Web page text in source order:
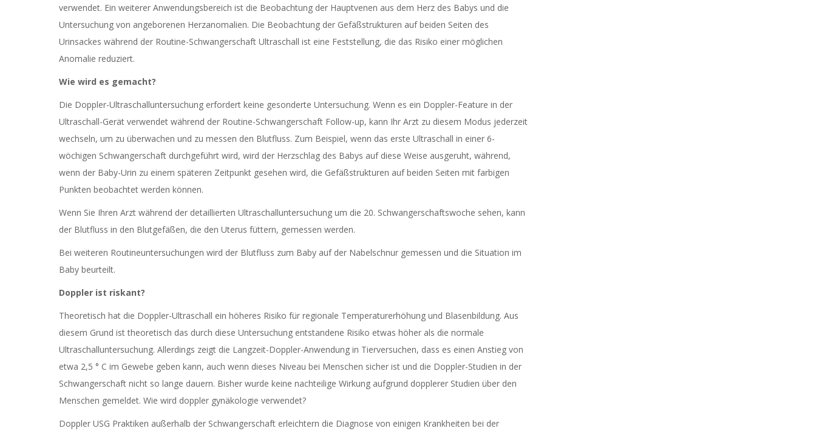
verwendet. Ein weiterer Anwendungsbereich ist die Beobachtung der Hauptvenen aus dem Herz des Babys und die
Untersuchung von angeborenen Herzanomalien. Die Beobachtung der Gefäßstrukturen auf beiden Seiten des
Urinsackes während der Routine-Schwangerschaft Ultraschall ist eine Feststellung, die das Risiko einer möglichen
Anomalie reduziert.
Wie wird es gemacht?
Die Doppler-Ultraschalluntersuchung erfordert keine gesonderte Untersuchung. Wenn es ein Doppler-Feature in der
Ultraschall-Gerät verwendet während der Routine-Schwangerschaft Follow-up, kann Ihr Arzt zu diesem Modus jederzeit
wechseln, um zu überwachen und zu messen den Blutfluss. Zum Beispiel, wenn das erste Ultraschall in einer 6-
wöchigen Schwangerschaft durchgeführt wird, wird der Herzschlag des Babys auf diese Weise ausgeruht, während,
wenn der Baby-Urin zu einem späteren Zeitpunkt gesehen wird, die Gefäßstrukturen auf beiden Seiten mit farbigen
Punkten beobachtet werden können.
Wenn Sie Ihren Arzt während der detaillierten Ultraschalluntersuchung um die 20. Schwangerschaftswoche sehen, kann
der Blutfluss in den Blutgefäßen, die den Uterus füttern, gemessen werden.
Bei weiteren Routineuntersuchungen wird der Blutfluss zum Baby auf der Nabelschnur gemessen und die Situation im
Baby beurteilt.
Doppler ist riskant?
Theoretisch hat die Doppler-Ultraschall ein höheres Risiko für regionale Temperaturerhöhung und Blasenbildung. Aus
diesem Grund ist theoretisch das durch diese Untersuchung entstandene Risiko etwas höher als die normale
Ultraschalluntersuchung. Allerdings zeigt die Langzeit-Doppler-Anwendung in Tierversuchen, dass es einen Anstieg von
etwa 2,5 ° C im Gewebe geben kann, auch wenn dieses Niveau bei Menschen sicher ist und die Doppler-Studien in der
Schwangerschaft nicht so lange dauern. Bisher wurde keine nachteilige Wirkung aufgrund dopplerer Studien über den
Menschen gemeldet. Wie wird doppler gynäkologie verwendet?
Doppler USG Praktiken außerhalb der Schwangerschaft erleichtern die Diagnose von einigen Krankheiten bei der